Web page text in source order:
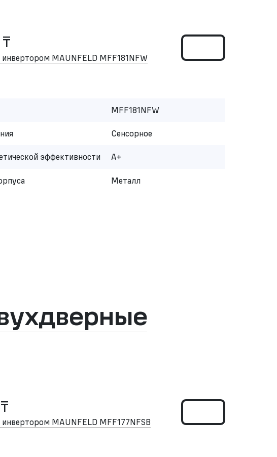
MAUNFELD MFF181NFW
MFF181NFW
Сенсорное
эффективности A+
Металл
MAUNFELD MFF177NFSB